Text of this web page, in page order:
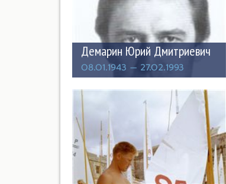
Демарин Юрий Дмитриевич
08.01.1943 — 27.02.1993